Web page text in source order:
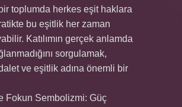
toplumda herkes eşit haklara
bu eşitlik her zaman
Katılımın gerçek anlamda
sorgulamak,
ve eşitlik adına önemli bir
Fokun Sembolizmi: Güç